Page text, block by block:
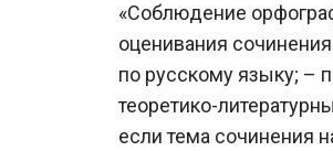
«Соблюдение
оценивания
по русскому языку; –
теоретико-
если тема сочинения